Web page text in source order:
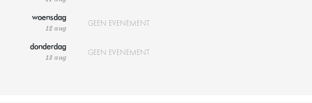
woensdag
12 aug
GEEN EVENEMENT
donderdag
13 aug
GEEN EVENEMENT